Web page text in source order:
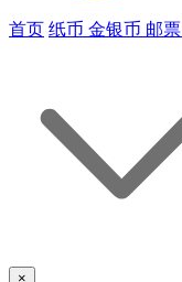
首页 纸币 金银币 邮票
×